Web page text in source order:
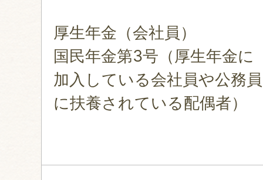
厚生年金（会社員）
国民年金第3号（厚生年金に
加入している会社員や公務員
に扶養されている配偶者）